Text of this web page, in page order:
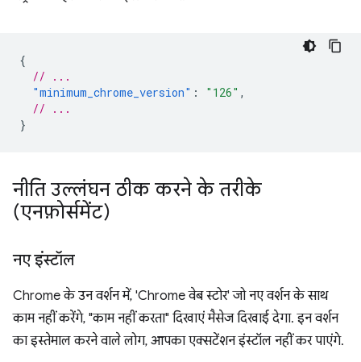
{
// ...
"minimum_chrome_version" : "126" ,
// ...
}
नीति उल्लंघन ठीक करने के तरीके
(एनफ़ोर्समेंट)
नए इंस्टॉल
Chrome के उन वर्शन में, 'Chrome वेब स्टोर' जो नए वर्शन के साथ
काम नहीं करेंगे, "काम नहीं करता" दिखाएं मैसेज दिखाई देगा. इन वर्शन
का इस्तेमाल करने वाले लोग, आपका एक्सटेंशन इंस्टॉल नहीं कर पाएंगे.